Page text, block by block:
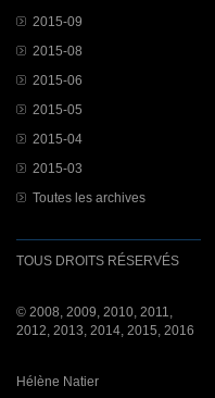
2015-09
2015-08
2015-06
2015-05
2015-04
2015-03
Toutes les archives
TOUS DROITS RÉSERVÉS
© 2008, 2009, 2010, 2011,
2012, 2013, 2014, 2015, 2016
Hélène Natier